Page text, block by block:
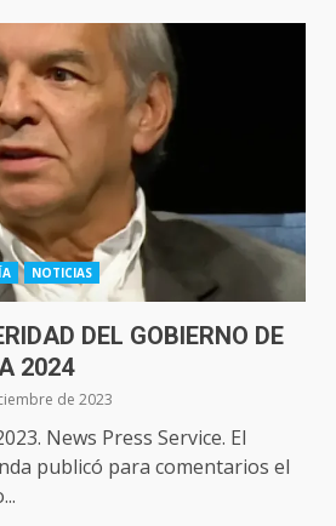
NOTICIAS
DEL GOBIERNO DE
2024
de 2023
News Press Service. El
publicó para comentarios el